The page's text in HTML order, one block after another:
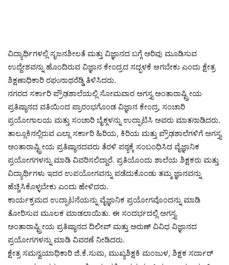
ವಿದ್ಯಾರ್ಥಿಗಳಲ್ಲಿ ಸೃಜನಶೀಲತೆ ಮತ್ತು ವಿಜ್ಞಾನದ ಬಗ್ಗೆ ಅರಿವು ಮೂಡಿಸುವ
ಉದ್ದೇಶವನ್ನು ಹೊಂದಿರುವ ವಿಜ್ಞಾನ ಕೇಂದ್ರದ ಸದ್ಭಳಕೆ ಆಗಬೇಕು ಎಂದು ಕ್ಷೇತ್ರ
ಶಿಕ್ಷಣಾಧಿಕಾರಿ ರಘುನಾಥರೆಡ್ಡಿ ತಿಳಿಸಿದರು.
ನಗರದ ಸರ್ಕಾರಿ ಪ್ರೌಢಶಾಲೆಯಲ್ಲಿ ಸೋಮವಾರ ಅಗಸ್ತ್ಯ ಅಂತಾರಾಷ್ಟ್ರೀಯ
ಪ್ರತಿಷ್ಠಾನದ ವತಿಯಿಂದ ಪ್ರಾರಂಭಗೊಂಡ ವಿಜ್ಞಾನ ಕೇಂದ್ರ, ಸಂಚಾರಿ
ಪ್ರಯೋಗಾಲಯ ಮತ್ತು ಸಂಚಾರಿ ಬೈಕ್ಗಳನ್ನು ಉದ್ಘಾಟಿಸಿ ಅವರು ಮಾತನಾಡಿದರು.
ತಾಲ್ಲೂಕಿನಲ್ಲಿರುವ ಎಲ್ಲಾ ಸರ್ಕಾರಿ ಹಿರಿಯ, ಕಿರಿಯ ಮತ್ತು ಪ್ರೌಢಶಾಲೆಗಳಿಗೆ ಅಗಸ್ತ್ಯ
ಅಂತಾರಾಷ್ಟ್ರೀಯ ಪ್ರತಿಷ್ಠಾನದವರು ತೆರಳಿ ಪಠ್ಯಕ್ಕೆ ಸಂಬಂಧಿಸಿದ ವೈಜ್ಞಾನಿಕ
ಪ್ರಯೋಗಗಳನ್ನು ಮಾಡಿ ವಿವರಿಸಲಿದ್ದಾರೆ. ಪ್ರತಿಯೊಂದು ಶಾಲೆಯ ಶಿಕ್ಷಕರು ಮತ್ತು
ವಿದ್ಯಾರ್ಥಿಗಳು ಇದರ ಉಪಯೋಗವನ್ನು ಪಡೆದುಕೊಂಡು ತಮ್ಮ ಜ್ಞಾನವನ್ನು
ಹೆಚ್ಚಿಸಿಕೊಳ್ಳಬೇಕು ಎಂದು ಹೇಳಿದರು.
ಕಾರ್ಯಕ್ರಮದ ಉದ್ಘಾಟನೆಯನ್ನು ವೈಜ್ಞಾನಿಕ ಪ್ರಯೋಗವೊಂದನ್ನು ಮಾಡಿ
ತೋರಿಸುವ ಮೂಲಕ ಮಾಡಲಾಯಿತು. ಈ ಸಂದರ್ಭದಲ್ಲಿ ಅಗಸ್ತ್ಯ
ಅಂತಾರಾಷ್ಟ್ರೀಯ ಪ್ರತಿಷ್ಠಾನದ ದಿಲೀಪ್ ಮತ್ತು ಅರುಣ್ ವಿವಿಧ ವಿಜ್ಞಾನದ
ಪ್ರಯೋಗಗಳನ್ನು ಮಾಡಿ ವಿವರಣೆ ನೀಡಿದರು.
ಕ್ಷೇತ್ರ ಸಮನ್ವಯಾಧಿಕಾರಿ ಜಿ.ಕೆ.ಸುಮ, ಮುಖ್ಯಶಿಕ್ಷಕಿ ಮಂಜುಳ, ಶಿಕ್ಷಕ ಸರ್ದಾರ್